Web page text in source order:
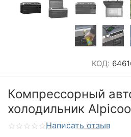
КОД:
Компрессорный
холодильник
Написать отзыв